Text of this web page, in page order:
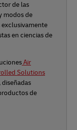
de las
modos de
exclusivamente
en ciencias de
Air
Solutions
, diseñadas
de